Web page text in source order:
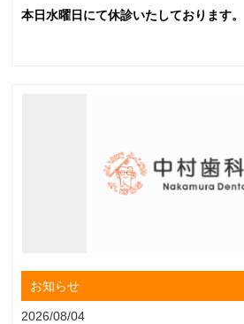
本日水曜日にて休診いたしております。
お知らせ
2026/08/04